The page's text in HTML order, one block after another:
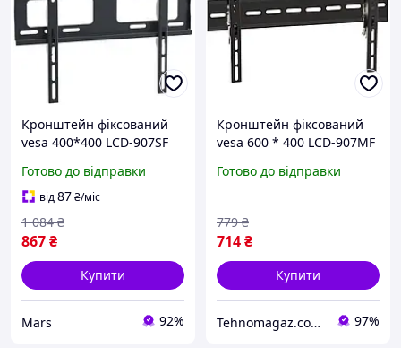
Кронштейн фіксований
vesa 400*400 LCD-907SF
Готово до відправки
від87₴/міс
867₴
1 084 ₴
Купити
Mars 92%
Кронштейн фіксований
vesa 600 * 400 LCD-907MF
Готово до відправки
714₴
779 ₴
Купити
Tehnomagaz.com.ua - це передовий інтернет-магазин, спеціалізуючийся на продажу техніки 97%